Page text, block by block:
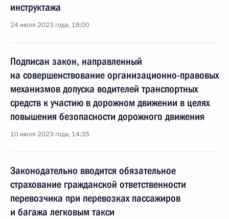
инструктажа
24 июля 2023 года, 18:00
Подписан закон, направленный
на совершенствование организационно-правовых
механизмов допуска водителей транспортных
средств к участию в дорожном движении в целях
повышения безопасности дорожного движения
10 июля 2023 года, 14:35
Законодательно вводится обязательное
страхование гражданской ответственности
перевозчика при перевозках пассажиров
и багажа легковым такси